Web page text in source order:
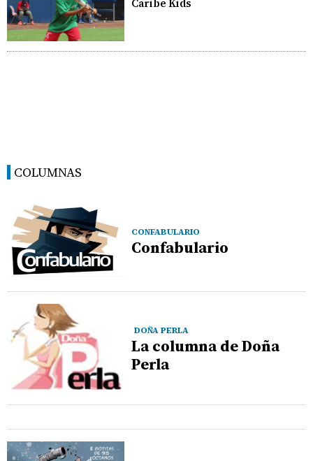
Caribe Kids
COLUMNAS
CONFABULARIO
Confabulario
DOÑA PERLA
La columna de Doña
Perla